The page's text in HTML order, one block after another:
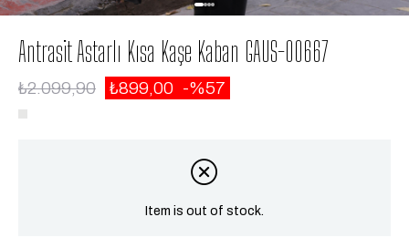
Antrasit Astarlı Kısa Kaşe Kaban GAUS-00667
₺2.099,90 ₺899,00 57
Item is out of stock.